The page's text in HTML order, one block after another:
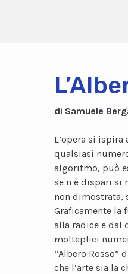
di Samuele
L’opera si
qualsiasi
algoritmo, può
se n è dispari si
non dimostrata,
Graficamente la
alla radice e dal
molteplici
“Albero Rosso”
che l’arte sia la